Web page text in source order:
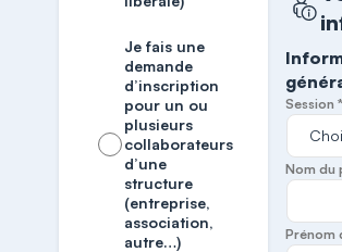
Je fais une
demande
d’inscription
pour un ou
plusieurs
collaborateurs
d’une
structure
(entreprise,
association,
autre…)
Session *
Nom du
Prénom